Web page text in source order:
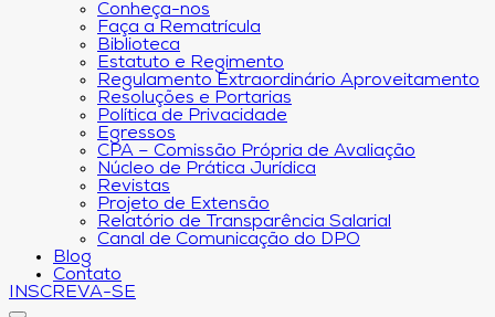
Conheça-nos
Faça a Rematrícula
Biblioteca
Estatuto e Regimento
Regulamento Extraordinário Aproveitamento
Resoluções e Portarias
Política de Privacidade
Egressos
CPA – Comissão Própria de Avaliação
Núcleo de Prática Jurídica
Revistas
Projeto de Extensão
Relatório de Transparência Salarial
Canal de Comunicação do DPO
Blog
Contato
INSCREVA-SE